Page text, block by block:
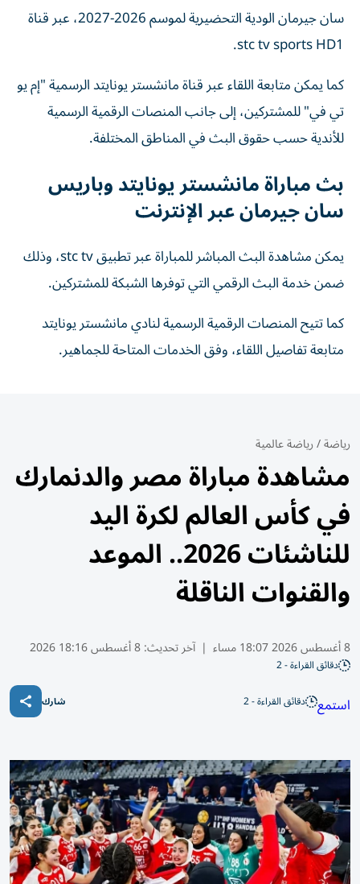
سان جيرمان الودية التحضيرية لموسم 2026-2027، عبر قناة
stc tv sports HD1.
كما يمكن متابعة اللقاء عبر قناة مانشستر يونايتد الرسمية "إم يو
تي في" للمشتركين، إلى جانب المنصات الرقمية الرسمية
للأندية حسب حقوق البث في المناطق المختلفة.
بث مباراة مانشستر يونايتد وباريس
سان جيرمان عبر الإنترنت
يمكن مشاهدة البث المباشر للمباراة عبر تطبيق stc tv، وذلك
ضمن خدمة البث الرقمي التي توفرها الشبكة للمشتركين.
كما تتيح المنصات الرقمية الرسمية لنادي مانشستر يونايتد
متابعة تفاصيل اللقاء، وفق الخدمات المتاحة للجماهير.
رياضة/رياضة عالمية
مشاهدة مباراة مصر والدنمارك
في كأس العالم لكرة اليد
للناشئات 2026.. الموعد
والقنوات الناقلة
8 أغسطس 2026 18:07 مساء | آخر تحديث:8 أغسطس 18:16 2026
دقائق القراءة - 2
استمع دقائق القراءة - 2 شارك